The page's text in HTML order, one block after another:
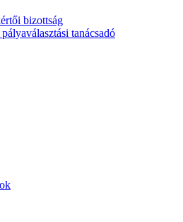
bizottság
tanácsadó